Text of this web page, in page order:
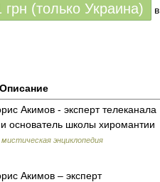
грн (только Украина) в
Описание
Акимов - эксперт телеканала
основатель школы хиромантии
энциклопедия
Акимов – эксперт